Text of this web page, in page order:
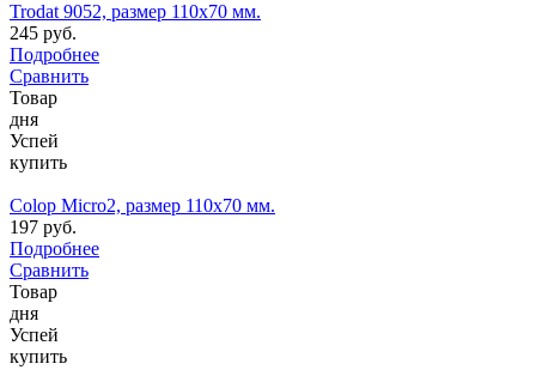
Trodat 9052, размер 110х70 мм.
245 руб.
Подробнее
Сравнить
Товар
дня
Успей
купить
Colop Micro2, размер 110х70 мм.
197 руб.
Подробнее
Сравнить
Товар
дня
Успей
купить